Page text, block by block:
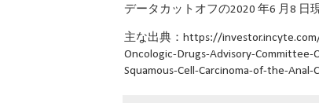
データカットオフの2020 年6 月8 日
主な出典：https://
Oncologic-Drugs-Advisory-
Squamous-Cell-Carcinoma-of-the-Anal-